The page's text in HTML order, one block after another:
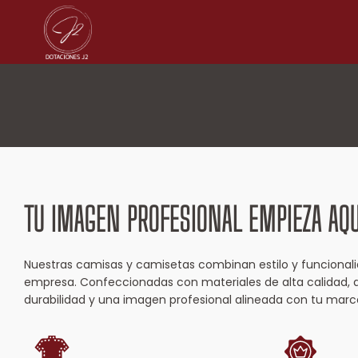
TU IMAGEN PROFESIONAL EMPIEZA
Nuestras camisas y camisetas combinan estilo y
empresa. Confeccionadas con materiales de alta calidad,
durabilidad y una imagen profesional alineada con tu
Camisas y camisetas
Pantalones y jeans
Sastres